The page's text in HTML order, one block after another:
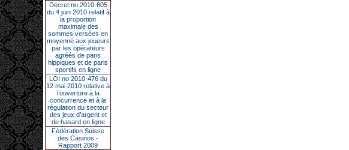
Décret no 2010-605
du 4 juin 2010 relatif à
la proportion
maximale des
sommes versées en
moyenne aux joueurs
par les opérateurs
agréés de paris
hippiques et de paris
sportifs en ligne
LOI no 2010-476 du
12 mai 2010 relative à
l’ouverture à la
concurrence et à la
régulation du secteur
des jeux d’argent et
de hasard en ligne
Fédération Suisse
des Casinos -
Rapport 2009